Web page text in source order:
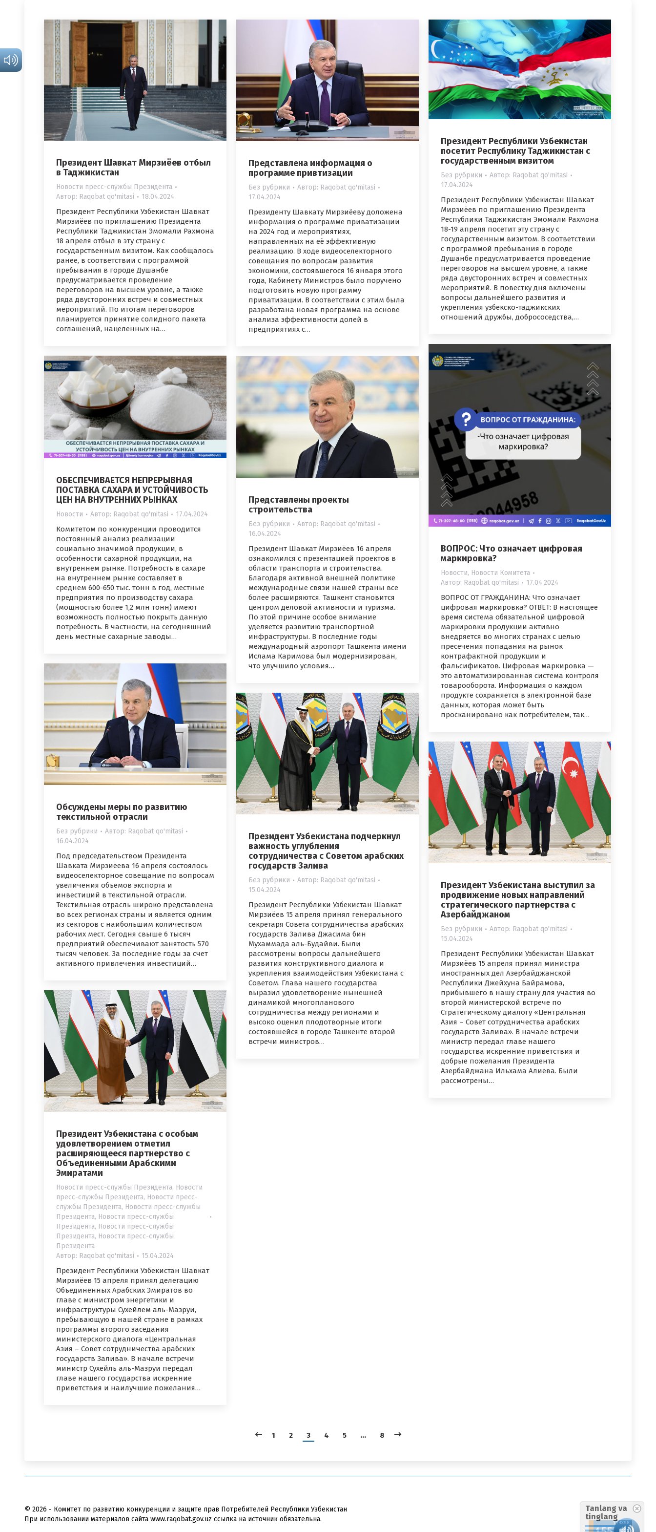
Президент Шавкат Мирзиёев отбыл
в Таджикистан
Новости пресс-службы Президента
Автор: Raqobat qo'mitasi 18.04.2024
Президент Республики Узбекистан Шавкат
Мирзиёев по приглашению Президента
Республики Таджикистан Эмомали Рахмона
18 апреля отбыл в эту страну с
государственным визитом. Как сообщалось
ранее, в соответствии с программой
пребывания в городе Душанбе
предусматривается проведение
переговоров на высшем уровне, а также
ряда двусторонних встреч и совместных
мероприятий. По итогам переговоров
планируется принятие солидного пакета
соглашений, нацеленных на…
Представлена информация о
программе привтизации
Без рубрики Автор: Raqobat qo'mitasi
17.04.2024
Президенту Шавкату Мирзиёеву доложена
информация о программе приватизации
на 2024 год и мероприятиях,
направленных на её эффективную
реализацию. В ходе видеоселекторного
совещания по вопросам развития
экономики, состоявшегося 16 января этого
года, Кабинету Министров было поручено
подготовить новую программу
приватизации. В соответствии с этим была
разработана новая программа на основе
анализа эффективности долей в
предприятиях с…
Президент Республики Узбекистан
посетит Республику Таджикистан с
государственным визитом
Без рубрики Автор: Raqobat qo'mitasi
17.04.2024
Президент Республики Узбекистан Шавкат
Мирзиёев по приглашению Президента
Республики Таджикистан Эмомали Рахмона
18-19 апреля посетит эту страну с
государственным визитом. В соответствии
с программой пребывания в городе
Душанбе предусматривается проведение
переговоров на высшем уровне, а также
ряда двусторонних встреч и совместных
мероприятий. В повестку дня включены
вопросы дальнейшего развития и
укрепления узбекско-таджикских
отношений дружбы, добрососедства,…
ВОПРОС: Что означает цифровая
маркировка?
Новости, Новости Комитета
Автор: Raqobat qo'mitasi 17.04.2024
ВОПРОС ОТ ГРАЖДАНИНА: Что означает
цифровая маркировка? ОТВЕТ: В настоящее
время система обязательной цифровой
маркировки продукции активно
внедряется во многих странах с целью
пресечения попадания на рынок
контрафактной продукции и
фальсификатов. Цифровая маркировка —
это автоматизированная система контроля
товарооборота. Информация о каждом
продукте сохраняется в электронной базе
данных, которая может быть
просканировано как потребителем, так…
ОБЕСПЕЧИВАЕТСЯ НЕПРЕРЫВНАЯ
ПОСТАВКА САХАРА И УСТОЙЧИВОСТЬ
ЦЕН НА ВНУТРЕННИХ РЫНКАХ
Новости Автор: Raqobat qo'mitasi 17.04.2024
Комитетом по конкуренции проводится
постоянный анализ реализации
социально значимой продукции, в
особенности сахарной продукции, на
внутреннем рынке. Потребность в сахаре
на внутреннем рынке составляет в
среднем 600-650 тыс. тонн в год, местные
предприятия по производству сахара
(мощностью более 1,2 млн тонн) имеют
возможность полностью покрыть данную
потребность. В частности, на сегодняшний
день местные сахарные заводы…
Представлены проекты
строительства
Без рубрики Автор: Raqobat qo'mitasi
16.04.2024
Президент Шавкат Мирзиёев 16 апреля
ознакомился с презентацией проектов в
области транспорта и строительства.
Благодаря активной внешней политике
международные связи нашей страны все
более расширяются. Ташкент становится
центром деловой активности и туризма.
По этой причине особое внимание
уделяется развитию транспортной
инфраструктуры. В последние годы
международный аэропорт Ташкента имени
Ислама Каримова был модернизирован,
что улучшило условия…
Обсуждены меры по развитию
текстильной отрасли
Без рубрики Автор: Raqobat qo'mitasi
16.04.2024
Под председательством Президента
Шавката Мирзиёева 16 апреля состоялось
видеоселекторное совещание по вопросам
увеличения объемов экспорта и
инвестиций в текстильной отрасли.
Текстильная отрасль широко представлена
во всех регионах страны и является одним
из секторов с наибольшим количеством
рабочих мест. Сегодня свыше 6 тысяч
предприятий обеспечивают занятость 570
тысяч человек. За последние годы за счет
активного привлечения инвестиций…
Президент Узбекистана подчеркнул
важность углубления
сотрудничества с Советом арабских
государств Залива
Без рубрики Автор: Raqobat qo'mitasi
15.04.2024
Президент Республики Узбекистан Шавкат
Мирзиёев 15 апреля принял генерального
секретаря Совета сотрудничества арабских
государств Залива Джасима бин
Мухаммада аль-Будайви. Были
рассмотрены вопросы дальнейшего
развития конструктивного диалога и
укрепления взаимодействия Узбекистана с
Советом. Глава нашего государства
выразил удовлетворение нынешней
динамикой многопланового
сотрудничества между регионами и
высоко оценил плодотворные итоги
состоявшейся в городе Ташкенте второй
встречи министров…
Президент Узбекистана выступил за
продвижение новых направлений
стратегического партнерства с
Азербайджаном
Без рубрики Автор: Raqobat qo'mitasi
15.04.2024
Президент Республики Узбекистан Шавкат
Мирзиёев 15 апреля принял министра
иностранных дел Азербайджанской
Республики Джейхуна Байрамова,
прибывшего в нашу страну для участия во
второй министерской встрече по
Стратегическому диалогу «Центральная
Азия – Совет сотрудничества арабских
государств Залива». В начале встречи
министр передал главе нашего
государства искренние приветствия и
добрые пожелания Президента
Азербайджана Ильхама Алиева. Были
рассмотрены…
Президент Узбекистана с особым
удовлетворением отметил
расширяющееся партнерство с
Объединенными Арабскими
Эмиратами
Новости пресс-службы Президента, Новости
пресс-службы Президента, Новости пресс-
службы Президента, Новости пресс-службы
Президента, Новости пресс-службы
Президента, Новости пресс-службы
Президента, Новости пресс-службы
Президента
Автор: Raqobat qo'mitasi 15.04.2024
Президент Республики Узбекистан Шавкат
Мирзиёев 15 апреля принял делегацию
Объединенных Арабских Эмиратов во
главе с министром энергетики и
инфраструктуры Сухейлем аль-Мазруи,
пребывающую в нашей стране в рамках
программы второго заседания
министерского диалога «Центральная
Азия – Совет сотрудничества арабских
государств Залива». В начале встречи
министр Сухейль аль-Мазруи передал
главе нашего государства искренние
приветствия и наилучшие пожелания…
1 2 3 4 5 … 8
© 2026 - Комитет по развитию конкуренции и защите прав Потребителей Республики Узбекистан
При использовании материалов сайта www.raqobat.gov.uz ссылка на источник обязательна.
Tanlang va
tinglang